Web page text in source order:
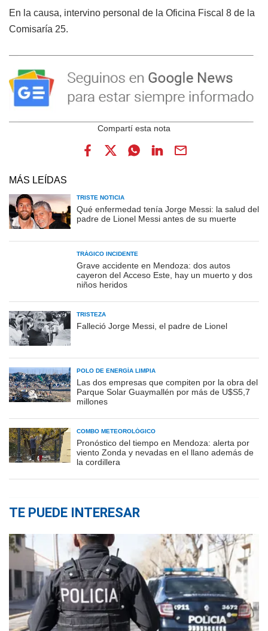
En la causa, intervino personal de la Oficina Fiscal 8 de la
Comisaría 25.
MÁS LEÍDAS
TRISTE NOTICIA
Qué enfermedad tenía Jorge Messi: la salud del
padre de Lionel Messi antes de su muerte
TRÁGICO INCIDENTE
Grave accidente en Mendoza: dos autos
cayeron del Acceso Este, hay un muerto y dos
niños heridos
TRISTEZA
Falleció Jorge Messi, el padre de Lionel
POLO DE ENERGÍA LIMPIA
Las dos empresas que compiten por la obra del
Parque Solar Guaymallén por más de U$S5,7
millones
COMBO METEOROLÓGICO
Pronóstico del tiempo en Mendoza: alerta por
viento Zonda y nevadas en el llano además de
la cordillera
TE PUEDE INTERESAR